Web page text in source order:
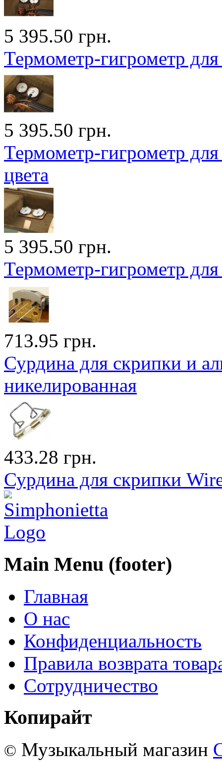
5 395.50 грн.
Термометр-гигрометр
5 395.50 грн.
Термометр-гигрометр
цвета
5 395.50 грн.
Термометр-гигрометр
713.95 грн.
Сурдина для скрипки и
никелированная
433.28 грн.
Сурдина для скрипки
Main Menu (footer)
Главная
О нас
Конфиденциальность
Правила возврата
Сотрудничество
Копирайт
© Музыкальный магазин